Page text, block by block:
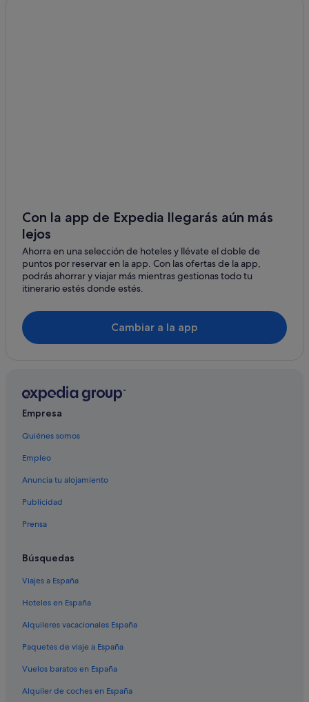
Con la app de Expedia llegarás aún más
lejos
Ahorra en una selección de hoteles y llévate el doble de
puntos por reservar en la app. Con las ofertas de la app,
podrás ahorrar y viajar más mientras gestionas todo tu
itinerario estés donde estés.
Cambiar a la app
Empresa
Quiénes somos
Empleo
Anuncia tu alojamiento
Publicidad
Prensa
Búsquedas
Viajes a España
Hoteles en España
Alquileres vacacionales España
Paquetes de viaje a España
Vuelos baratos en España
Alquiler de coches en España